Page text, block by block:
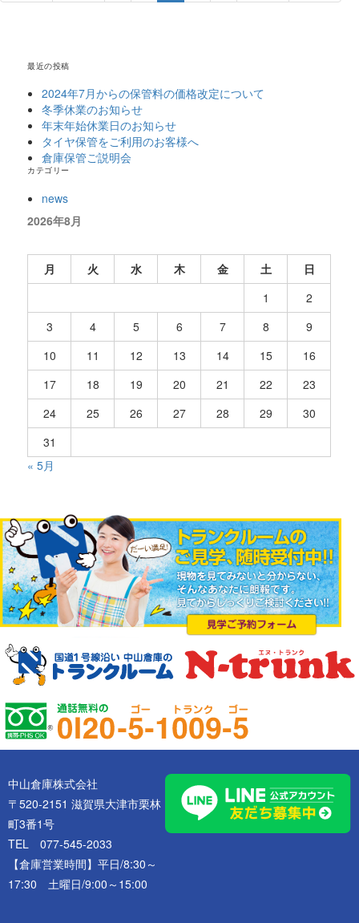
最近の投稿
2024年7月からの保管料の価格改定について
冬季休業のお知らせ
年末年始休業日のお知らせ
タイヤ保管をご利用のお客様へ
倉庫保管ご説明会
カテゴリー
news
2026年8月
月 火 水 木 金 土
日
1
2
3
4 5 6 7 8
9
10
11 12 13 14 15
16
17
18 19 20 21 22
23
24
25 26 27 28 29
30
31
« 5月
中山倉庫株式会社
〒520-2151 滋賀県大津市栗林
町3番1号
TEL 077-545-2033
【倉庫営業時間】平日/8:30～
17:30 土曜日/9:00～15:00